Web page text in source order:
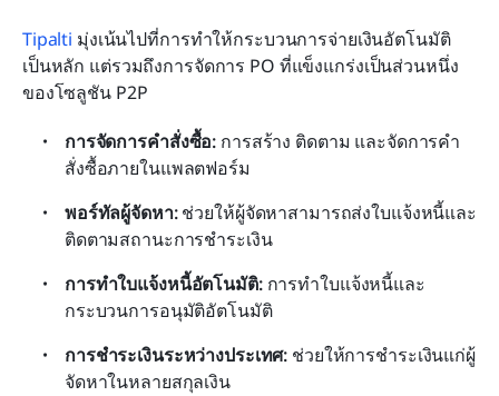
Tipalti มุ่งเน้นไปที่การทำให้กระบวนการจ่ายเงินอัตโนมัติ
เป็นหลัก แต่รวมถึงการจัดการ PO ที่แข็งแกร่งเป็นส่วนหนึ่ง
ของโซลูชัน P2P
การจัดการคำสั่งซื้อ: การสร้าง ติดตาม และจัดการคำ
สั่งซื้อภายในแพลตฟอร์ม
พอร์ทัลผู้จัดหา: ช่วยให้ผู้จัดหาสามารถส่งใบแจ้งหนี้และ
ติดตามสถานะการชำระเงิน
การทำใบแจ้งหนี้อัตโนมัติ: การทำใบแจ้งหนี้และ
กระบวนการอนุมัติอัตโนมัติ
การชำระเงินระหว่างประเทศ: ช่วยให้การชำระเงินแก่ผู้
จัดหาในหลายสกุลเงิน